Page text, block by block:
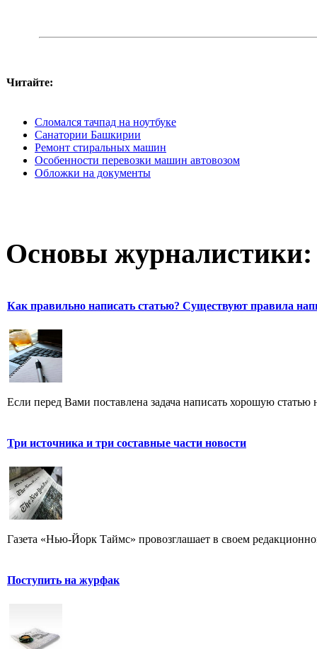
Читайте:
Сломался тачпад на ноутбуке
Санатории Башкирии
Ремонт стиральных машин
Особенности перевозки машин автовозом
Обложки на документы
Основы журналистики:
Как правильно написать статью? Существуют правила
Если перед Вами поставлена задача написать хорошую
Три источника и три составные части новости
Газета «Нью-Йорк Таймс» провозглашает в своем
Поступить на журфак